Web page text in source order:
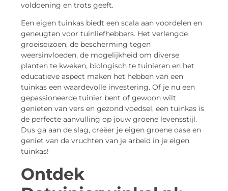
voldoening en trots geeft.
Een eigen tuinkas biedt een scala aan voordelen en
geneugten voor tuinliefhebbers. Het verlengde
groeiseizoen, de bescherming tegen
weersinvloeden, de mogelijkheid om diverse
planten te kweken, biologisch te tuinieren en het
educatieve aspect maken het hebben van een
tuinkas een waardevolle investering. Of je nu een
gepassioneerde tuinier bent of gewoon wilt
genieten van vers en gezond voedsel, een tuinkas is
de perfecte aanvulling op jouw groene levensstijl.
Dus ga aan de slag, creëer je eigen groene oase en
geniet van de vruchten van je arbeid in je eigen
tuinkas!
Ontdek